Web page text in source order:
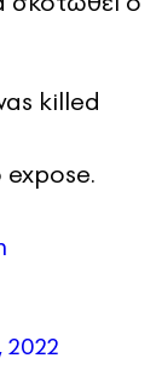
killed